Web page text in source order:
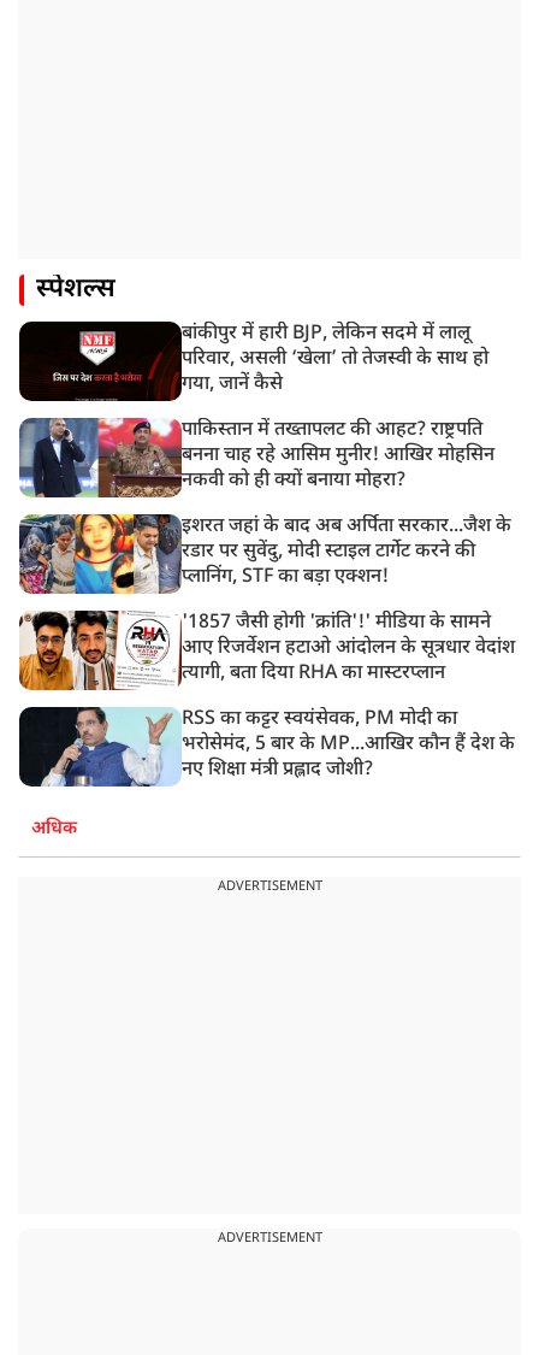
स्पेशल्स
बांकीपुर में हारी BJP, लेकिन सदमे में लालू
परिवार, असली ‘खेला’ तो तेजस्वी के साथ हो
गया, जानें कैसे
पाकिस्तान में तख्तापलट की आहट? राष्ट्रपति
बनना चाह रहे आसिम मुनीर! आखिर मोहसिन
नकवी को ही क्यों बनाया मोहरा?
इशरत जहां के बाद अब अर्पिता सरकार...जैश के
रडार पर सुवेंदु, मोदी स्टाइल टार्गेट करने की
प्लानिंग, STF का बड़ा एक्शन!
'1857 जैसी होगी 'क्रांति'!' मीडिया के सामने
आए रिजर्वेशन हटाओ आंदोलन के सूत्रधार वेदांश
त्यागी, बता दिया RHA का मास्टरप्लान
RSS का कट्टर स्वयंसेवक, PM मोदी का
भरोसेमंद, 5 बार के MP...आखिर कौन हैं देश के
नए शिक्षा मंत्री प्रह्लाद जोशी?
अधिक
ADVERTISEMENT
ADVERTISEMENT